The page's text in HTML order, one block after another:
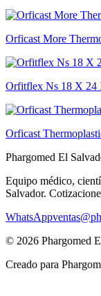
Orficast More
Orfitflex Ns 18 X 24
Orficast
Phargomed El
Equipo médico,
Salvador.
WhatsApp
© 2026 Phargomed
Creado para